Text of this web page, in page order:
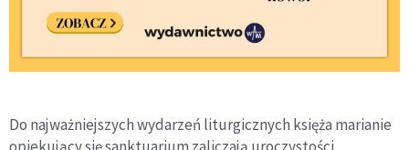
Do najważniejszych wydarzeń liturgicznych księża marianie